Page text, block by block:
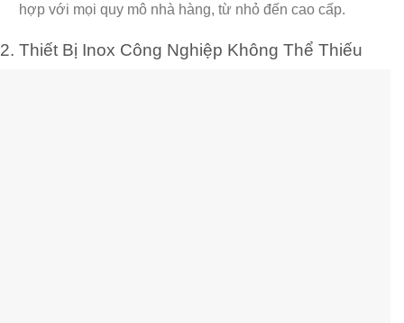
hợp với mọi quy mô nhà hàng, từ nhỏ đến cao cấp.
2. Thiết Bị Inox Công Nghiệp Không Thể Thiếu